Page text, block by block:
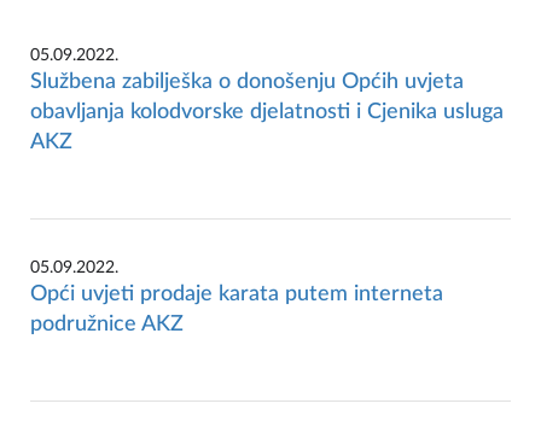
05.09.2022.
Službena zabilješka o donošenju Općih uvjeta
obavljanja kolodvorske djelatnosti i Cjenika usluga
AKZ
05.09.2022.
Opći uvjeti prodaje karata putem interneta
podružnice AKZ